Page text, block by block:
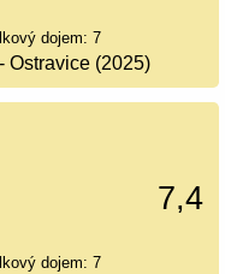
dojem: 7
Ostravice (2025)
7,4
dojem: 7